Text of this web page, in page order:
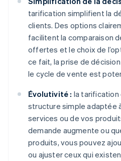
tarification simplifient la
clients. Des options
facilitent la comparaison
offertes et le choix de
ce fait, la prise de
le cycle de vente est
Évolutivité : la tarification
structure simple adaptée
services ou de vos
demande augmente ou
produits, vous pouvez
ou ajuster ceux qui